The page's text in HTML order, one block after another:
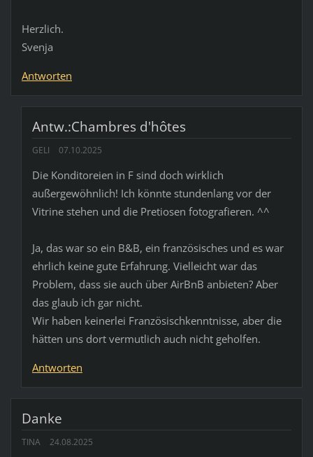
Herzlich.
Svenja
Antworten
Antw.:Chambres d'hôtes
GELI 07.10.2025
Die Konditoreien in F sind doch wirklich
außergewöhnlich! Ich könnte stundenlang vor der
Vitrine stehen und die Pretiosen fotografieren. ^^
Ja, das war so ein B&B, ein französisches und es war
ehrlich keine gute Erfahrung. Vielleicht war das
Problem, dass sie auch über AirBnB anbieten? Aber
das glaub ich gar nicht.
Wir haben keinerlei Französischkenntnisse, aber die
hätten uns dort vermutlich auch nicht geholfen.
Antworten
Danke
TINA 24.08.2025